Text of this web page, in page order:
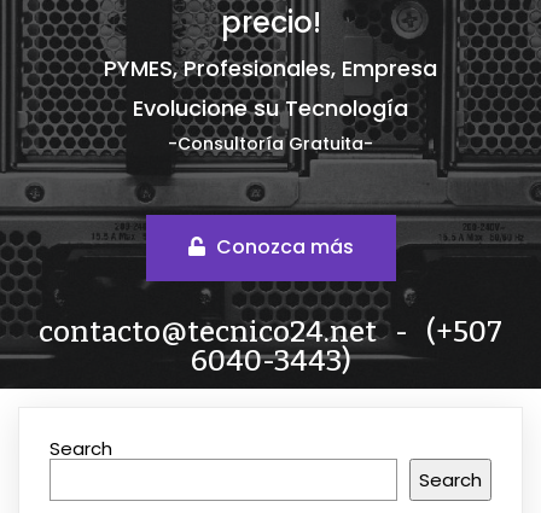
precio!
PYMES, Profesionales, Empresa
Evolucione su Tecnología
-Consultoría Gratuita-
Conozca más
contacto@tecnico24.net- (+507
6040-3443)
Search
Search